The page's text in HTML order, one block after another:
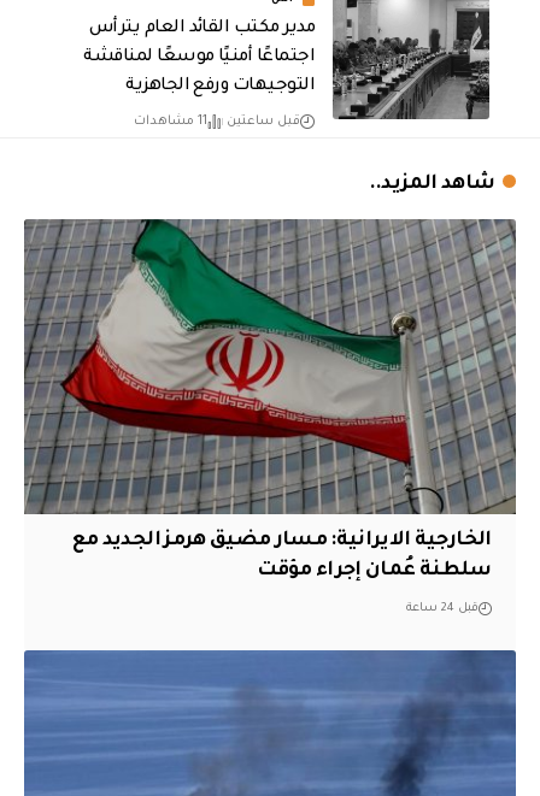
مدير مكتب القائد العام يترأس
اجتماعًا أمنيًا موسعًا لمناقشة
التوجيهات ورفع الجاهزية
قبل ساعتين 11 مشاهدات
شاهد المزيد..
الخارجية الايرانية: مسار مضيق هرمز الجديد مع
سلطنة عُمان إجراء مؤقت
قبل 24 ساعة